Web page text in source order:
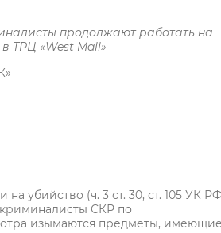
продолжают работать на
ТРЦ «West Mall»
убийство (ч. 3 ст. 30, ст. 105 УК
СКР по
изымаются предметы, имеющие